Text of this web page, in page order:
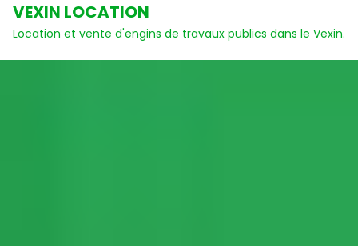
VEXIN LOCATION
Location et vente d'engins de travaux publics dans le Vexin.